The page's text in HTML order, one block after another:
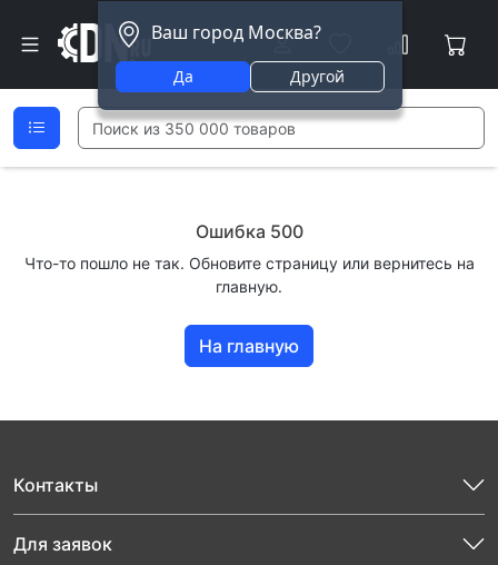
Ваш город Москва?
Да Другой
Ошибка 500
Что-то пошло не так. Обновите страницу или вернитесь на
главную.
На главную
Контакты
Для заявок